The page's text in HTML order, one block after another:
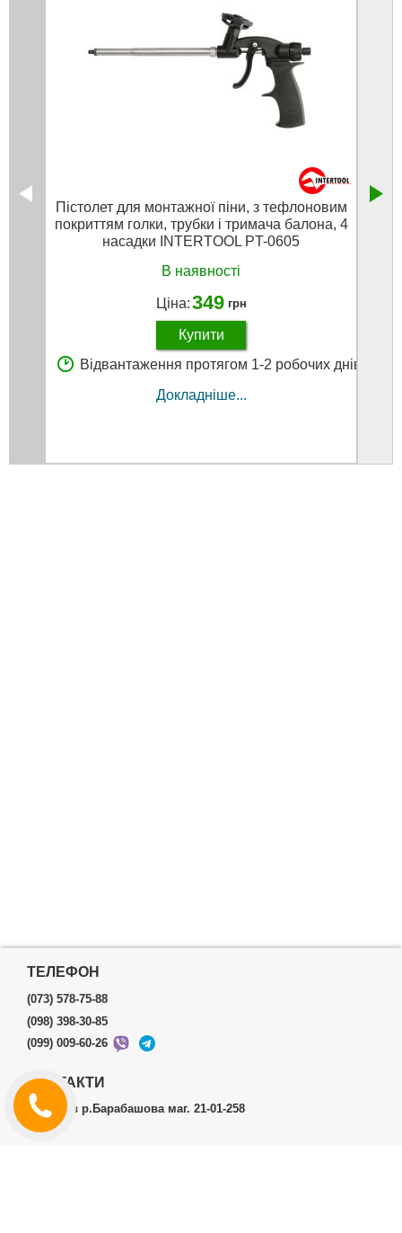
Пістолет для монтажної піни, з тефлоновим
покриттям голки, трубки і тримача балона, 4
насадки INTERTOOL PT-0605
В наявності
Ціна:349 грн
Купити
Відвантаження протягом 1-2 робочих днів
Докладніше...
ТЕЛЕФОН
(073) 578-75-88
(098) 398-30-85
(099) 009-60-26
КОНТАКТИ
м.Харків р.Барабашова маг. 21-01-258